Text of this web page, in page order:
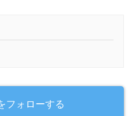
フォローする